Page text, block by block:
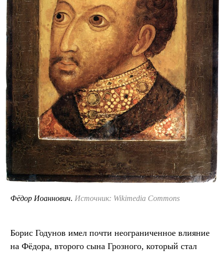
Фёдор Иоаннович. Источник: Wikimedia Commons
Борис Годунов имел почти неограниченное влияние
на Фёдора, второго сына Грозного, который стал